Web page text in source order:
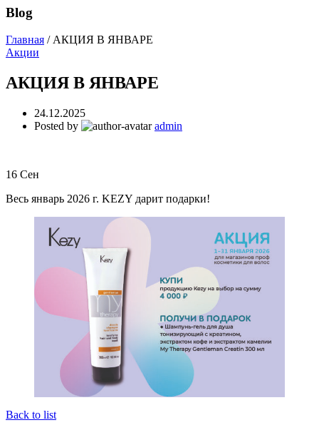
Blog
Главная /АКЦИЯ В ЯНВАРЕ
Акции
АКЦИЯ В ЯНВАРЕ
24.12.2025
Posted by
admin
16 Сен
Весь январь 2026 г. KEZY дарит подарки!
Back to list